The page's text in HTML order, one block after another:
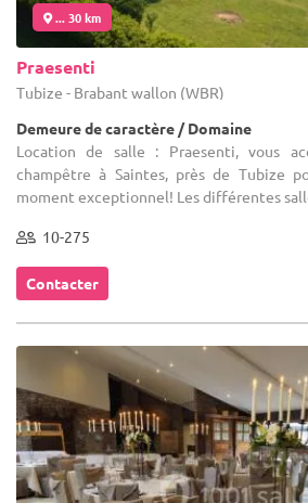
... 30 km
Praesenti
Tubize - Brabant wallon (WBR)
Demeure de caractère / Domaine
Location de salle : Praesenti, vous
champêtre à Saintes, près de Tubize
moment exceptionnel! Les différentes
10-275
Contacter